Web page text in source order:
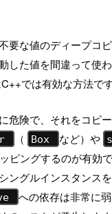
要な値のディープコ
した値を間違って使
では有効な方法です
危険で、それをコピ
（ Box など）や
ピングするのが有効
ングルインスタンス
への依存は非常に